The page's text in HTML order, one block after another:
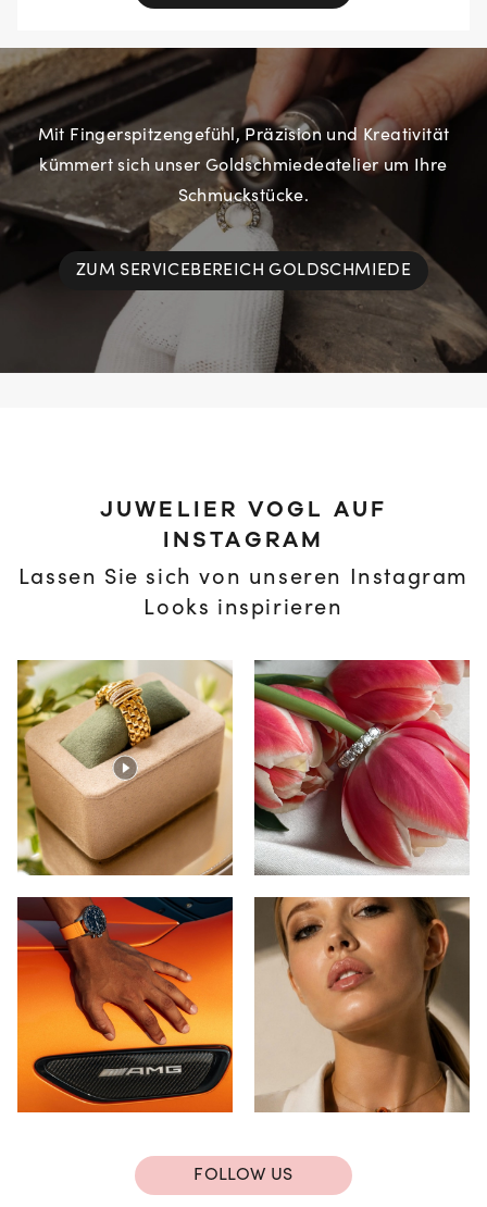
Mit Fingerspitzengefühl, Präzision und Kreativität
kümmert sich unser Goldschmiedeatelier um Ihre
Schmuckstücke.
ZUM SERVICEBEREICH GOLDSCHMIEDE
JUWELIER VOGL AUF
INSTAGRAM
Lassen Sie sich von unseren Instagram
Looks inspirieren
FOLLOW US